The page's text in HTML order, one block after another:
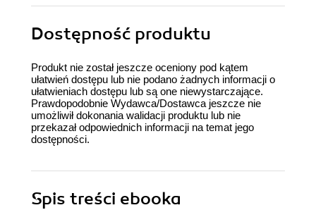
Dostępność produktu
Produkt nie został jeszcze oceniony pod kątem
ułatwień dostępu lub nie podano żadnych informacji o
ułatwieniach dostępu lub są one niewystarczające.
Prawdopodobnie Wydawca/Dostawca jeszcze nie
umożliwił dokonania walidacji produktu lub nie
przekazał odpowiednich informacji na temat jego
dostępności.
Spis treści ebooka